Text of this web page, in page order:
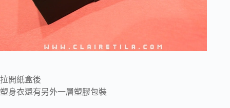
拉開紙盒後
塑身衣還有另外一層塑膠包裝